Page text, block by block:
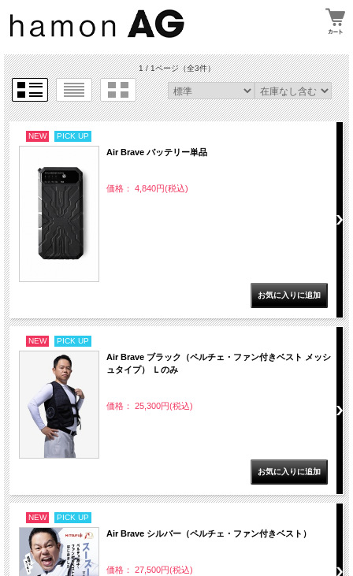
1 / 1ページ（全3件）
NEW PICK UP
Air Brave バッテリー単品
価格： 4,840円(税込)
NEW PICK UP
Air Brave ブラック（ペルチェ・ファン付きベスト メッシ
ュタイプ） Ｌのみ
価格： 25,300円(税込)
NEW PICK UP
Air Brave シルバー（ペルチェ・ファン付きベスト）
価格： 27,500円(税込)